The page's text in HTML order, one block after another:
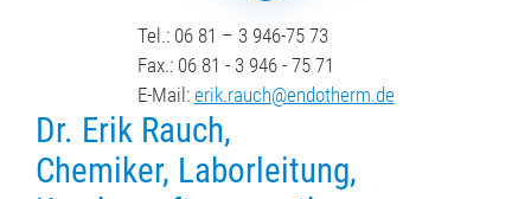
Tel.: 06 81 – 3 946-75 73
Fax.: 06 81 - 3 946 - 75 71
E-Mail: erik.rauch@endotherm.de
Dr. Erik Rauch,
Chemiker, Laborleitung,